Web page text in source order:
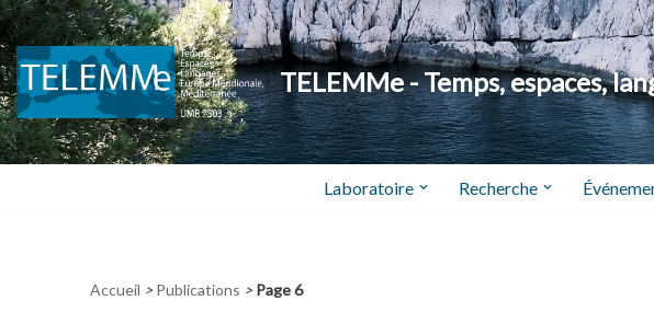
Aller
au
contenu
TELEMMe - Temps, espaces,
Laboratoire Recherche
Accueil > Publications > Page 6